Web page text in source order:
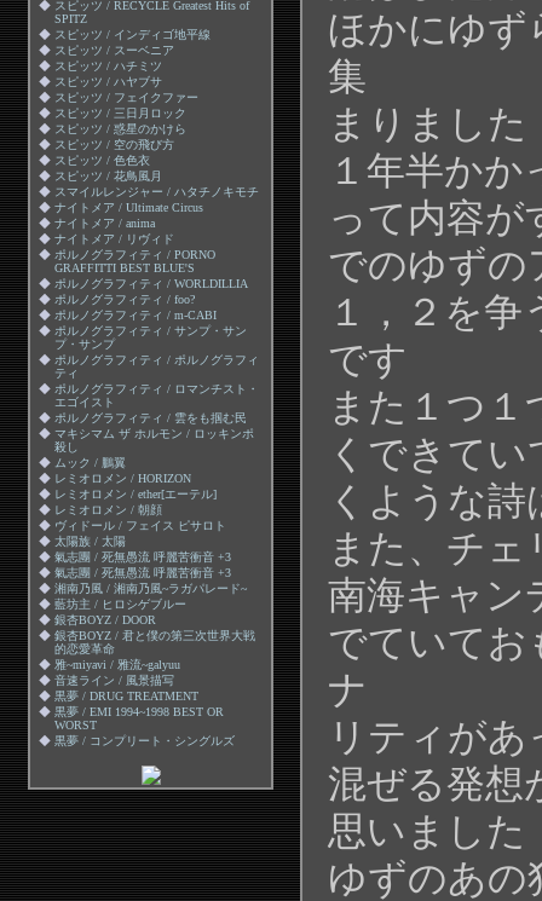
◆ スピッツ / RECYCLE Greatest Hits of
SPITZ
◆ スピッツ / インディゴ地平線
◆ スピッツ / スーベニア
◆ スピッツ / ハチミツ
◆ スピッツ / ハヤブサ
◆ スピッツ / フェイクファー
◆ スピッツ / 三日月ロック
◆ スピッツ / 惑星のかけら
◆ スピッツ / 空の飛び方
◆ スピッツ / 色色衣
◆ スピッツ / 花鳥風月
◆ スマイルレンジャー / ハタチノキモチ
◆ ナイトメア / Ultimate Circus
◆ ナイトメア / anima
◆ ナイトメア / リヴィド
◆ ポルノグラフィティ / PORNO
GRAFFITTI BEST BLUE'S
◆ ポルノグラフィティ / WORLDILLIA
◆ ポルノグラフィティ / foo?
◆ ポルノグラフィティ / m-CABI
◆ ポルノグラフィティ / サンプ・サン
プ・サンプ
◆ ポルノグラフィティ / ポルノグラフィ
ティ
◆ ポルノグラフィティ / ロマンチスト・
エゴイスト
◆ ポルノグラフィティ / 雲をも掴む民
◆ マキシマム ザ ホルモン / ロッキンポ
殺し
◆ ムック / 鵬翼
◆ レミオロメン / HORIZON
◆ レミオロメン / ether[エーテル]
◆ レミオロメン / 朝顔
◆ ヴィドール / フェイス ピサロト
◆ 太陽族 / 太陽
◆ 氣志團 / 死無愚流 呼麗苦衝音 +3
◆ 氣志團 / 死無愚流 呼麗苦衝音 +3
◆ 湘南乃風 / 湘南乃風~ラガパレード~
◆ 藍坊主 / ヒロシゲブルー
◆ 銀杏BOYZ / DOOR
◆ 銀杏BOYZ / 君と僕の第三次世界大戦
的恋愛革命
◆ 雅~miyavi / 雅流~galyuu
◆ 音速ライン / 風景描写
◆ 黒夢 / DRUG TREATMENT
◆ 黒夢 / EMI 1994~1998 BEST OR
WORST
◆ 黒夢 / コンプリート・シングルズ
ほかにゆず
集
まりました
１年半か
って内容が
でのゆずの
１，２を
です
また１つ１
くできて
くような
また、チ
南海キャン
でていてお
ナ
リティが
混ぜる発想
思いました
ゆずのあの